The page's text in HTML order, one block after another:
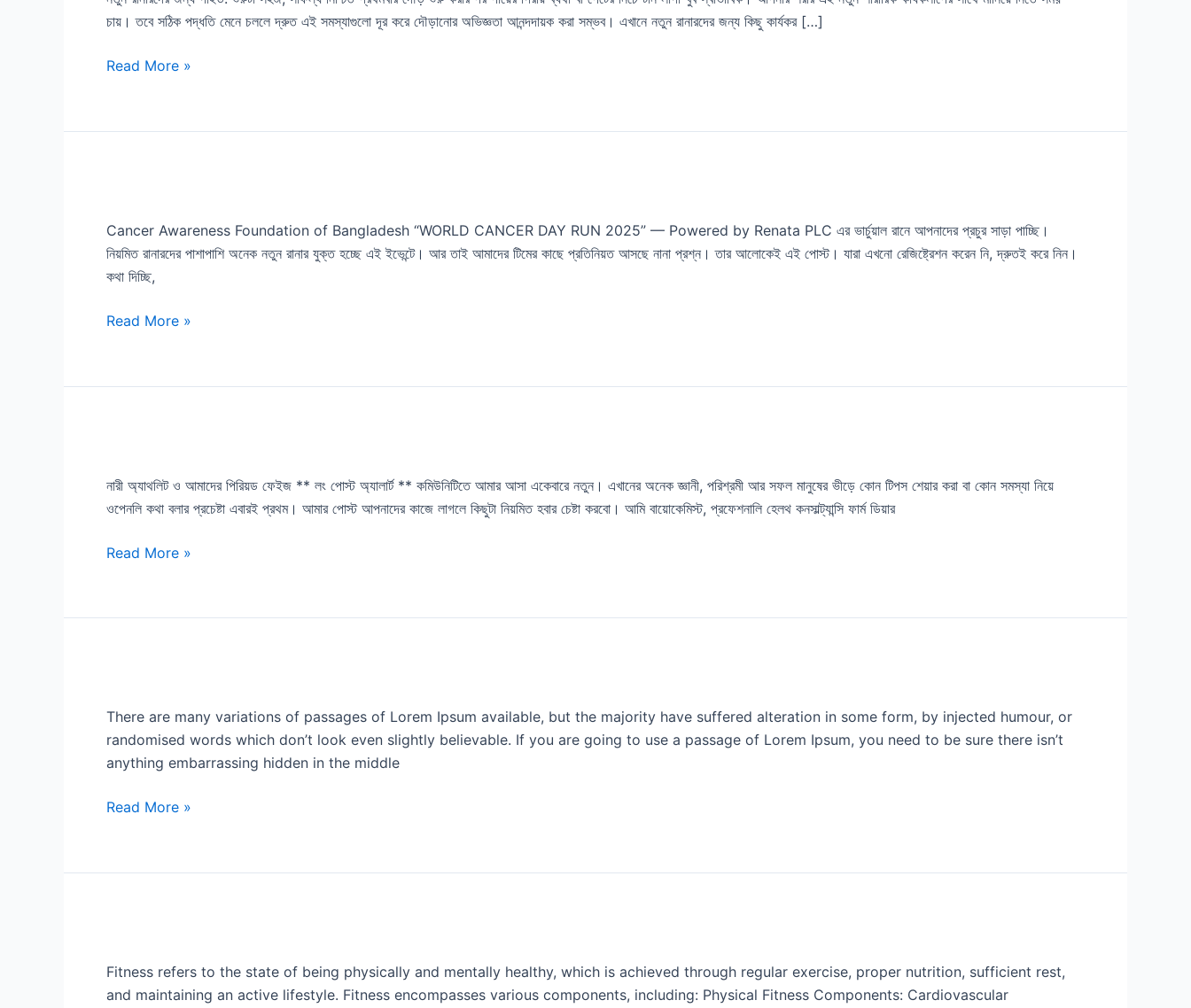
চায়। তবে সঠিক পদ্ধতি মেনে চললে দ্রুত এই সমস্যাগুলো দূর করে দৌড়ানোর অভিজ্ঞতা আনন্দদায়ক করা সম্ভব। এখানে নতুন রানারদের জন্য কিছু কার্যকর […]
গাইড:
সহজ,
Read More »
Cancer Awareness Foundation of Bangladesh “WORLD CANCER DAY RUN 2025” — Powered by Renata PLC এর ভার্চুয়াল রানে আপনাদের প্রচুর সাড়া পাচ্ছি।
নিয়মিত রানারদের পাশাপাশি অনেক নতুন রানার যুক্ত হচ্ছে এই ইভেন্টে। আর তাই আমাদের টিমের কাছে প্রতিনিয়ত আসছে নানা প্রশ্ন। তার আলোকেই এই পোস্ট। যারা এখনো রেজিষ্ট্রেশন করেন নি, দ্রুতই করে নিন।
কথা দিচ্ছি,
Foundation
of
Bangladesh
CANCER
2025”
Renata
PLC
Read More »
নারী অ্যাথলিট ও আমাদের পিরিয়ড ফেইজ ** লং পোস্ট অ্যালার্ট ** কমিউনিটিতে আমার আসা একেবারে নতুন। এখানের অনেক জ্ঞানী, পরিশ্রমী আর সফল মানুষের ভীড়ে কোন টিপস শেয়ার করা বা কোন সমস্যা নিয়ে
ওপেনলি কথা বলার প্রচেষ্টা এবারই প্রথম। আমার পোস্ট আপনাদের কাজে লাগলে কিছুটা নিয়মিত হবার চেষ্টা করবো। আমি বায়োকেমিস্ট, প্রফেশনালি হেলথ কনসাল্ট্যান্সি ফার্ম ডিয়ার
ও
আমাদের
ফেইজ
Read More »
There are many variations of passages of Lorem Ipsum available, but the majority have suffered alteration in some form, by injected humour, or
randomised words which don’t look even slightly believable. If you are going to use a passage of Lorem Ipsum, you need to be sure there isn’t
anything embarrassing hidden in the middle
Event
Will
be
Soon
Read More »
Fitness refers to the state of being physically and mentally healthy, which is achieved through regular exercise, proper nutrition, sufficient rest,
and maintaining an active lifestyle. Fitness encompasses various components, including: Physical Fitness Components: Cardiovascular
Components